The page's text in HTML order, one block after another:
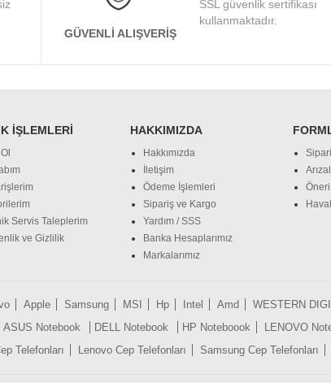
GÜVENLI ALIŞVERIŞ
SSL güvenlik sertifikası
kullanmaktadır.
İŞLEMLERI
Servis Taleplerim
ve Gizlilik
HAKKIMIZDA
Hakkımızda
İletişim
Ödeme İşlemleri
Sipariş ve Kargo
Yardım / SSS
Banka Hesaplarımız
Markalarımız
Apple Samsung MSI Hp Intel Amd WESTERN
ASUS Notebook DELL Notebook HP Noteboook LENOVO
Telefonları Lenovo Cep Telefonları Samsung Cep Telefonları